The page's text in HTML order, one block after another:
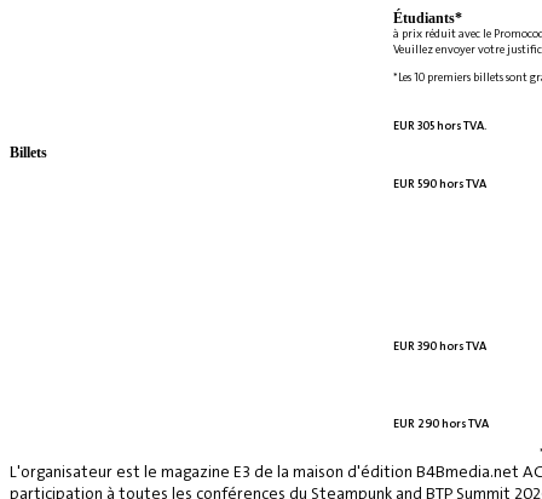
Étudiants*
à prix réduit avec le
Veuillez envoyer votre
*Les 10 premiers billets sont
EUR 305 hors TVA.
EUR 590 hors TVA
EUR 390 hors TVA
EUR 290 hors TVA
Billets
L'organisateur est le magazine E3 de la maison d'édition B4Bmedia.net
participation à toutes les conférences du Steampunk and BTP Summit